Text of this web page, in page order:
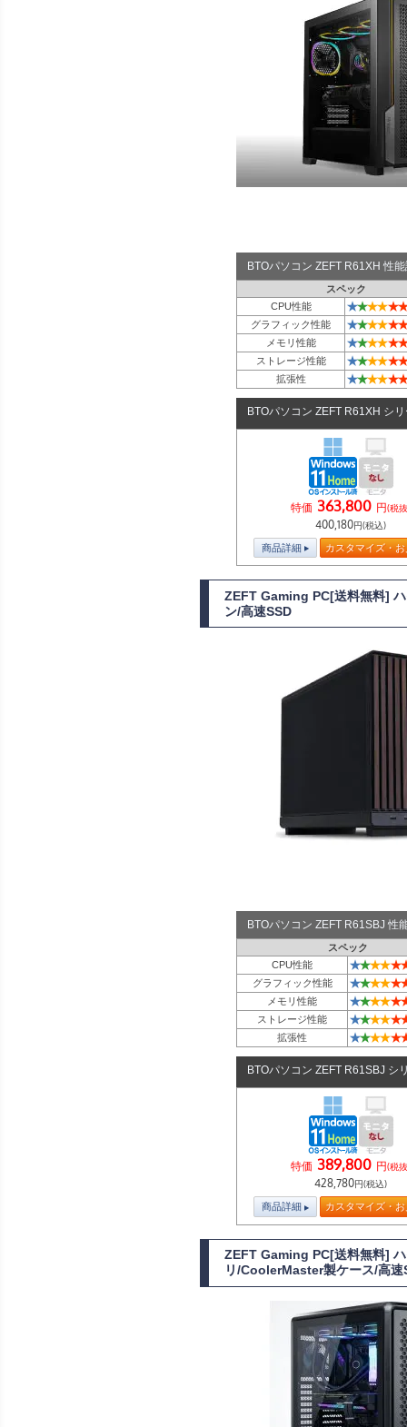
BTOパソコン ZEFT R61XH 性
スペック
CPU性能
★★★★★★
グラフィック性能 ★★★★★★
メモリ性能 ★★★★★★
ストレージ性能 ★★★★★★
拡張性 ★★★★★★
BTOパソコン ZEFT R61XH シ
特価 363,800 円(税
400,180円(税込)
商品詳細 カスタマイズ・
ZEFT Gaming PC[送料無料]
ン/高速SSD
BTOパソコン ZEFT R61SBJ 性
スペック
CPU性能
★★★★★
グラフィック性能 ★★★★★
メモリ性能 ★★★★★
ストレージ性能 ★★★★★
拡張性 ★★★★★
BTOパソコン ZEFT R61SBJ シ
特価 389,800 円(税
428,780円(税込)
商品詳細 カスタマイズ・
ZEFT Gaming PC[送料無料]
リ/CoolerMaster製ケース/高速